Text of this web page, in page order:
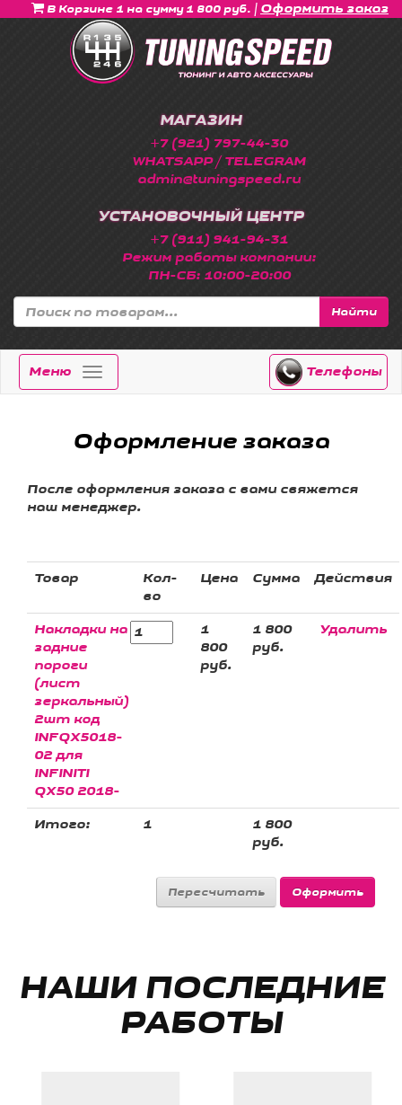
В Корзине 1 на сумму 1 800 руб. | Оформить заказ
МАГАЗИН
+7 (921) 797-44-30
WHATSAPP / TELEGRAM
admin@tuningspeed.ru
УСТАНОВОЧНЫЙ ЦЕНТР
+7 (911) 941-94-31
Режим работы компании:
ПН-СБ: 10:00-20:00
Найти
Меню Телефоны
Оформление заказа
После оформления заказа с вами свяжется
наш менеджер.
Товар
Кол-
во
Цена Сумма Действия
Накладки на
задние
пороги
(лист
зеркальный)
2шт код
INFQX5018-
02 для
INFINITI
QX50 2018-
1
800
руб.
1 800
руб.
Удалить
Итого: 1
1 800
руб.
НАШИ ПОСЛЕДНИЕ
РАБОТЫ